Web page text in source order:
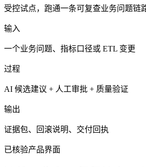
受控试点，跑通一条可复查业务问题链
输入
一个业务问题、指标口径或 ETL 变更
过程
AI 候选建议 + 人工审批 + 质量验证
输出
证据包、回滚说明、交付回执
已核验产品界面